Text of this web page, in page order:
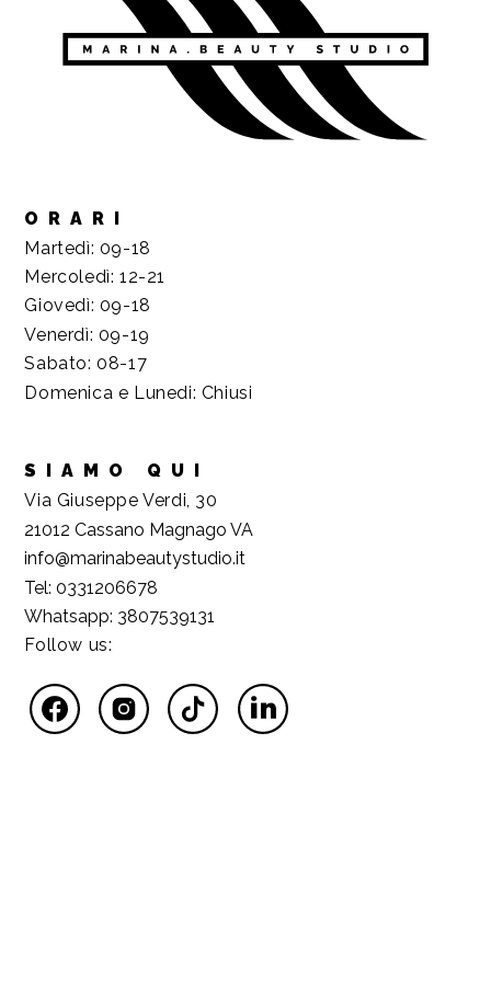
ORARI
Martedì: 09-18
Mercoledì: 12-21
Giovedì: 09-18
Venerdì: 09-19
Sabato: 08-17
Domenica e Lunedi: Chiusi
SIAMO QUI
Via Giuseppe Verdi, 30
21012 Cassano Magnago VA
info@marinabeautystudio.it
Tel: 0331206678
Whatsapp: 3807539131
Follow us: